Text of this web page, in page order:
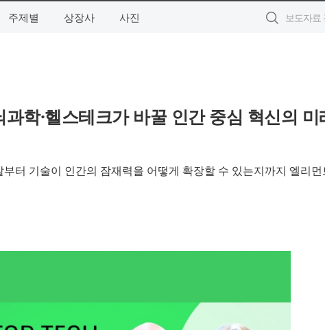
주제별 상장사 사진
학·헬스테크가 바꿀 인간 중심 혁신의 미
터 기술이 인간의 잠재력을 어떻게 확장할 수 있는지까지 엘리먼